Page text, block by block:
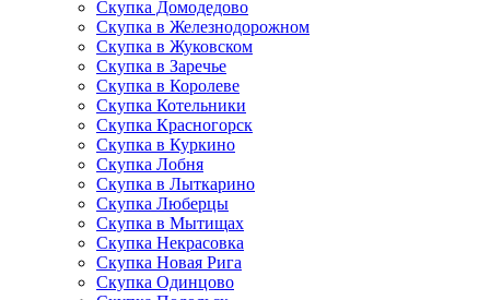
Скупка Домодедово
Скупка в Железнодорожном
Скупка в Жуковском
Скупка в Заречье
Скупка в Королеве
Скупка Котельники
Скупка Красногорск
Скупка в Куркино
Скупка Лобня
Скупка в Лыткарино
Скупка Люберцы
Скупка в Мытищах
Скупка Некрасовка
Скупка Новая Рига
Скупка Одинцово